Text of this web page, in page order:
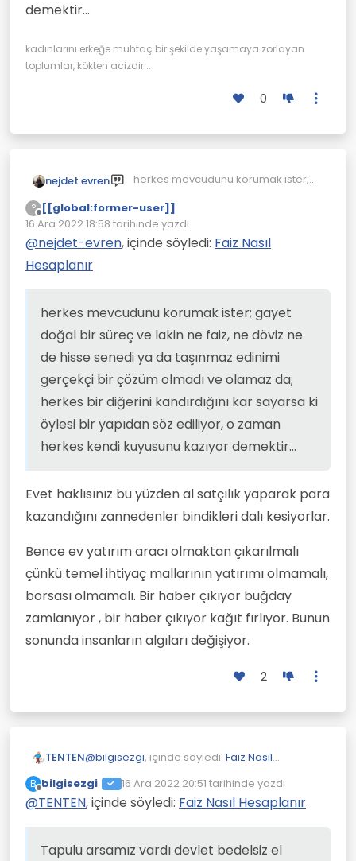
demektir...
kadınlarını erkeğe muhtaç bir şekilde yaşamaya zorlayan
toplumlar, kökten acizdir...
0
nejdet evren
herkes mevcudunu korumak ister;
faiz, ne döviz ne de hisse senedi ya
da taşınmaz edinimi gerçekçi bir
çözüm olmadı ve olamaz da; herkes
bir diğerini kandırdığını kar sayarsa
?
Çevrimdışı
[[global:former-user]]
16 Ara 2022 18:58 tarihinde yazdı
Son düzenleyen:
@nejdet-evren, içinde söyledi: Faiz Nasıl
Hesaplanır
herkes mevcudunu korumak ister; gayet
doğal bir süreç ve lakin ne faiz, ne döviz ne
de hisse senedi ya da taşınmaz edinimi
gerçekçi bir çözüm olmadı ve olamaz da;
herkes bir diğerini kandırdığını kar sayarsa ki
öylesi bir yapıdan söz ediliyor, o zaman
herkes kendi kuyusunu kazıyor demektir...
Evet haklısınız bu yüzden al satçılık yaparak para
kazandığını zannedenler bindikleri dalı kesiyorlar.
Bence ev yatırım aracı olmaktan çıkarılmalı
çünkü temel ihtiyaç mallarının yatırımı olmamalı,
borsası olmamalı. Bir haber çıkıyor buğday
zamlanıyor , bir haber çıkıyor kağıt fırlıyor. Bunun
sonunda insanların algıları değişiyor.
2
TENTEN@bilgisezgi, içinde söyledi: Faiz Nasıl
@phi , içinde söyledi:Faiz Nasıl
@kâfir-imam 300 bin liram var ne
Arsada çalınıyor.
B
Çevrimdışı
bilgisezgi 16 Ara 2022 20:51 tarihinde yazdı
Son düzenleyen:
@TENTEN, içinde söyledi: Faiz Nasıl Hesaplanır
Tapulu arsamız vardı devlet bedelsiz el